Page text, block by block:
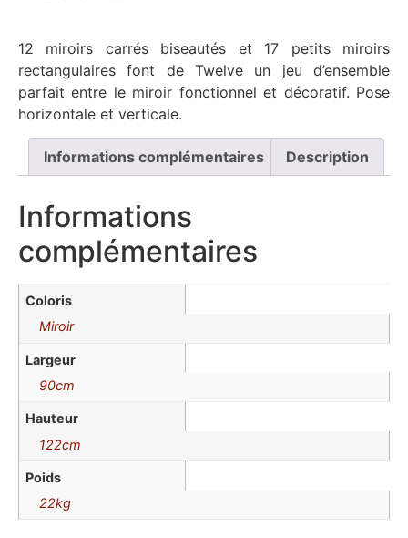
12 miroirs carrés biseautés et 17 petits miroirs
rectangulaires font de Twelve un jeu d’ensemble
parfait entre le miroir fonctionnel et décoratif. Pose
horizontale et verticale.
Informations complémentaires Description
Informations
complémentaires
Coloris
Miroir
Largeur
90cm
Hauteur
122cm
Poids
22kg